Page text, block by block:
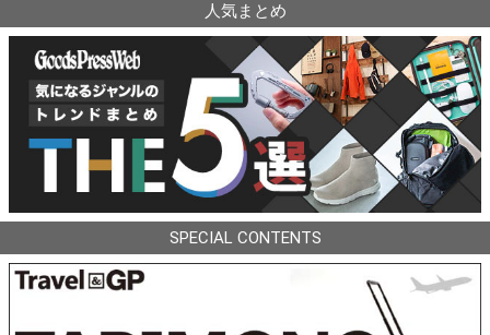
人気まとめ
SPECIAL CONTENTS